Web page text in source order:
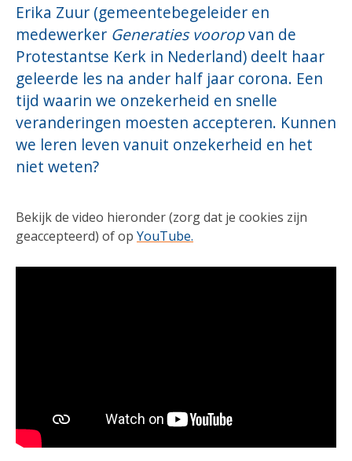
Erika Zuur (gemeentebegeleider en
medewerker Generaties vooropvan de
Protestantse Kerk in Nederland) deelt haar
geleerde les na ander half jaar corona. Een
tijd waarin we onzekerheid en snelle
veranderingen moesten accepteren. Kunnen
we leren leven vanuit onzekerheid en het
niet weten?
Bekijk de video hieronder (zorg dat je cookies zijn
geaccepteerd) of op YouTube.